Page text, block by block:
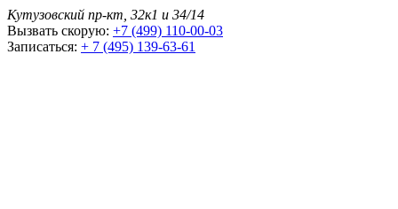
Кутузовский пр-кт, 32к1 и 34/14
Вызвать скорую: +7 (499) 110-00-03
Записаться: + 7 (495) 139-63-61